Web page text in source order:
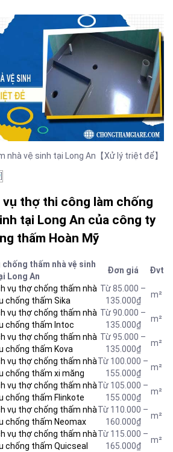
nhà vệ sinh tại Long An【Xử lý triệt để】
vụ thợ thi công làm chống
tại Long An của công ty
thấm Hoàn Mỹ
thấm nhà vệ sinh
Long An
Đơn giá Đvt
vụ thợ chống thấm nhà
chống thấm Sika
Từ 85.000 –
135.000₫
m²
vụ thợ chống thấm nhà
chống thấm Intoc
Từ 90.000 –
135.000₫
m²
vụ thợ chống thấm nhà
chống thấm Kova
Từ 95.000 –
135.000₫
m²
vụ thợ chống thấm nhà
chống thấm xi măng
Từ 100.000 –
155.000₫
m²
vụ thợ chống thấm nhà
chống thấm Flinkote
Từ 105.000 –
155.000₫
m²
vụ thợ chống thấm nhà
chống thấm Neomax
Từ 110.000 –
160.000₫
m²
vụ thợ chống thấm nhà
chống thấm Quicseal
Từ 115.000 –
165.000₫
m²